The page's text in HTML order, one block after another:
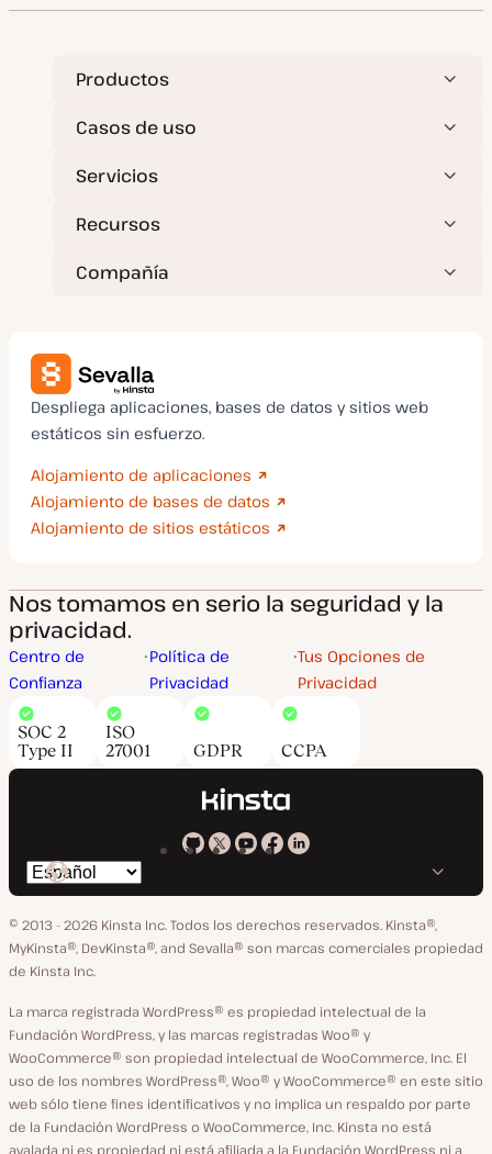
Productos
Casos de uso
Servicios
Recursos
Compañía
Despliega aplicaciones, bases de datos y sitios web
estáticos sin esfuerzo.
Alojamiento de aplicaciones
Alojamiento de bases de datos
Alojamiento de sitios estáticos
Nos tomamos en serio la seguridad y la
privacidad.
Centro de
Confianza
Política de
Privacidad
Tus Opciones de
Privacidad
SOC 2
Type II
ISO
27001
GDPR CCPA
Kinsta
GitHub
Kinsta
X
Kinsta
YouTube
Kinsta
Facebook
Kinsta
LinkedIn
Cambiar
idioma
© 2013 - 2026 Kinsta Inc. Todos los derechos reservados. Kinsta®,
MyKinsta®, DevKinsta®, and Sevalla® son marcas comerciales propiedad
de Kinsta Inc.
La marca registrada WordPress® es propiedad intelectual de la
Fundación WordPress, y las marcas registradas Woo® y
WooCommerce® son propiedad intelectual de WooCommerce, Inc. El
uso de los nombres WordPress®, Woo® y WooCommerce® en este sitio
web sólo tiene fines identificativos y no implica un respaldo por parte
de la Fundación WordPress o WooCommerce, Inc. Kinsta no está
avalada ni es propiedad ni está afiliada a la Fundación WordPress ni a